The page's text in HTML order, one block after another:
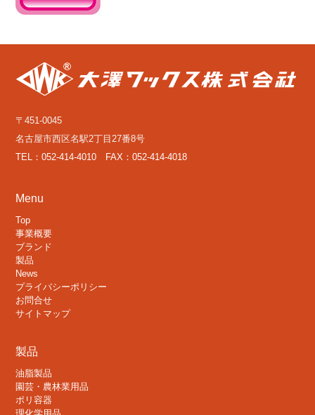
〒451-0045
名古屋市西区名駅2丁目27番8号
TEL：052-414-4010 FAX：052-414-4018
Menu
Top
事業概要
ブランド
製品
News
プライバシーポリシー
お問合せ
サイトマップ
製品
油脂製品
園芸・農林業用品
ポリ容器